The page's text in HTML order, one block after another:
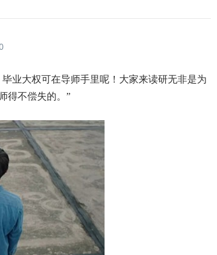
业大权可在导师手里呢！大家来读研无非是为
得不偿失的。”